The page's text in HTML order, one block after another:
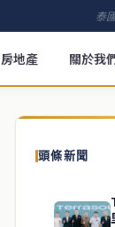
泰
房地產 關於我
頭條新聞